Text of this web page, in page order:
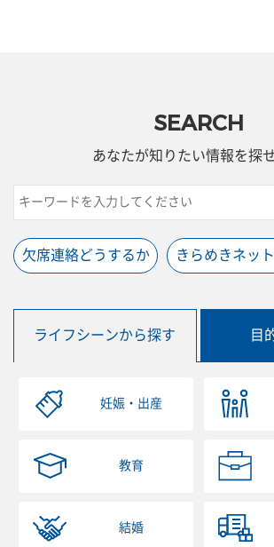
SEARCH
あなたが知りたい情報を探
欠席連絡どうするか きらめきネッ
ライフシーンから探す 目
妊娠・出産
教育
結婚